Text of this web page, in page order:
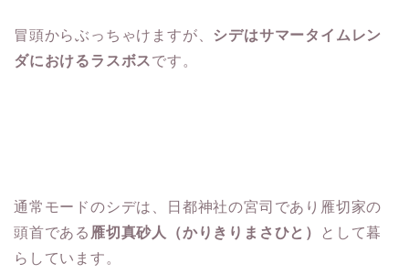
冒頭からぶっちゃけますが、 シデはサマータイムレン
ダにおけるラスボス です。
通常モードのシデは、日都神社の宮司であり雁切家の
頭首である 雁切真砂人（かりきりまさひと）
として暮
らしています。